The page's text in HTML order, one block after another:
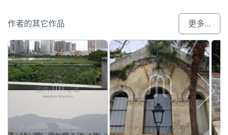
作者的其它作品 更多...